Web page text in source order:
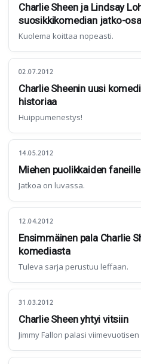
Charlie Sheen ja Lindsay
suosikkikomedian jatko-
Kuolema koittaa nopeasti.
02.07.2012
Charlie Sheenin uusi
historiaa
Huippumenestys!
14.05.2012
Miehen puolikkaiden
Jatkoa on luvassa.
12.04.2012
Ensimmäinen pala Charlie
komediasta
Tuleva sarja perustuu leffaan.
31.03.2012
Charlie Sheen yhtyi vitsiin
Jimmy Fallon palasi